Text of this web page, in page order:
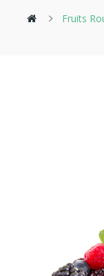
Fruits